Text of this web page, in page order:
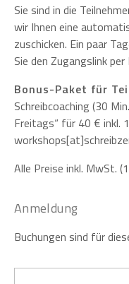
Sie sind in die
wir Ihnen eine
zuschicken. Ein paar
Sie den Zugangslink per
Bonus-Paket für
Schreibcoaching (30
Freitags“ für 40 € inkl.
Alle Preise inkl. MwSt.
Anmeldung
Buchungen sind für